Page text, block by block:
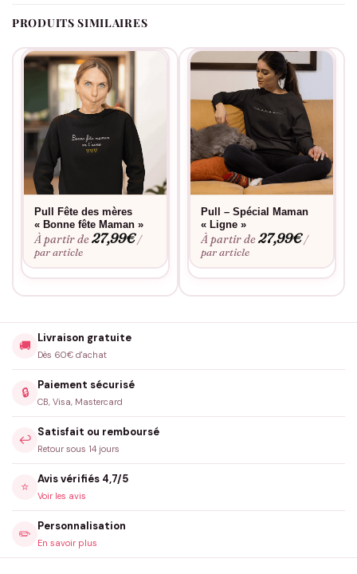
PRODUITS SIMILAIRES
Pull Fête des mères
« Bonne fête Maman »
À partir de27,99€ /
par article
Pull – Spécial Maman
« Ligne »
À partir de27,99€ /
par article
🚚
Livraison gratuite
Dès 60€ d'achat
🔒
Paiement sécurisé
CB, Visa, Mastercard
↩️
Satisfait ou remboursé
Retour sous 14 jours
⭐
Avis vérifiés 4,7/5
Voir les avis
✏️
Personnalisation
En savoir plus